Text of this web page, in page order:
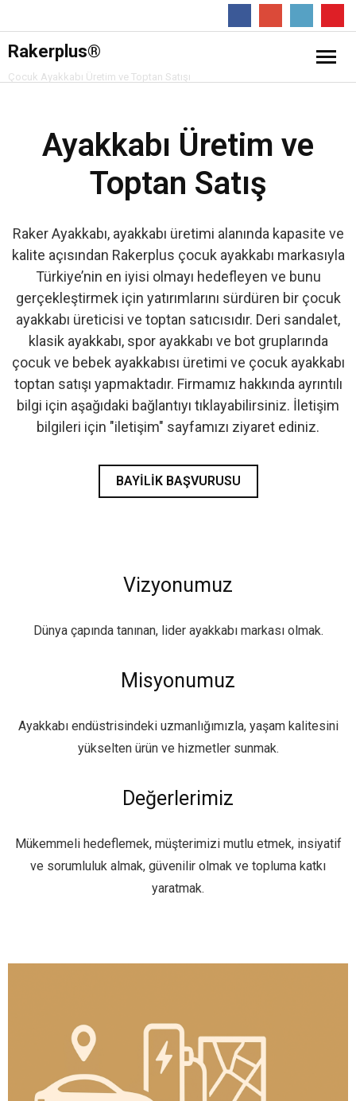
Rakerplus®
Çocuk Ayakkabı Üretim ve Toptan Satışı
Hakkımızda
- Çocuk Spor Ayakkabı
- Klasik Çocuk Ayakkabı
- Çocuk Sandalet
- İlk Adım & Bebek Ayakkabı
- Babetler
Ayakkabı Üretim ve
Toptan Satış
Raker Ayakkabı, ayakkabı üretimi alanında kapasite ve
kalite açısından Rakerplus çocuk ayakkabı markasıyla
Türkiye’nin en iyisi olmayı hedefleyen ve bunu
gerçekleştirmek için yatırımlarını sürdüren bir çocuk
ayakkabı üreticisi ve toptan satıcısıdır. Deri sandalet,
klasik ayakkabı, spor ayakkabı ve bot gruplarında
çocuk ve bebek ayakkabısı üretimi ve çocuk ayakkabı
toptan satışı yapmaktadır. Firmamız hakkında ayrıntılı
bilgi için aşağıdaki bağlantıyı tıklayabilirsiniz. İletişim
bilgileri için "iletişim" sayfamızı ziyaret ediniz.
BAYILIK BAŞVURUSU
Vizyonumuz
Dünya çapında tanınan, lider ayakkabı markası olmak.
Misyonumuz
Ayakkabı endüstrisindeki uzmanlığımızla, yaşam kalitesini
yükselten ürün ve hizmetler sunmak.
Değerlerimiz
Mükemmeli hedeflemek, müşterimizi mutlu etmek, insiyatif
ve sorumluluk almak, güvenilir olmak ve topluma katkı
yaratmak.